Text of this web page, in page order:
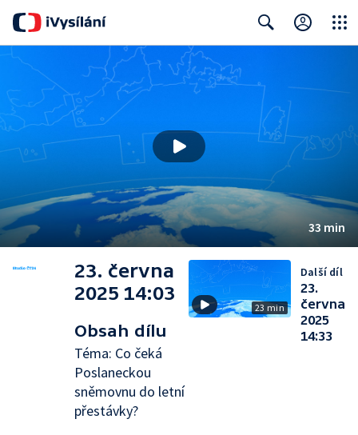
33 min
23. června
2025 14:03
Obsah dílu
Téma: Co čeká
Poslaneckou
sněmovnu do letní
přestávky?
23 min
Další díl
23.
června
2025
14:33